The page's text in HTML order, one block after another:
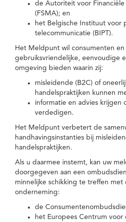
de Autoriteit voor
(FSMA); en
het Belgische Instituut voor
telecommunicatie (BIPT).
Het Meldpunt wil consumenten
gebruiksvriendelijke, eenvoudige
omgeving bieden waarin zij:
misleidende (B2C) of
handelspraktijken kunnen
informatie en advies krijgen
verdedigen.
Het Meldpunt verbetert de
handhavingsinstanties bij
handelspraktijken.
Als u daarmee instemt, kan uw
doorgegeven aan een
minnelijke schikking te treffen met
onderneming:
de
het Europees Centrum voor